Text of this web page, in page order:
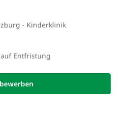
- Kinderklinik
Entfristung